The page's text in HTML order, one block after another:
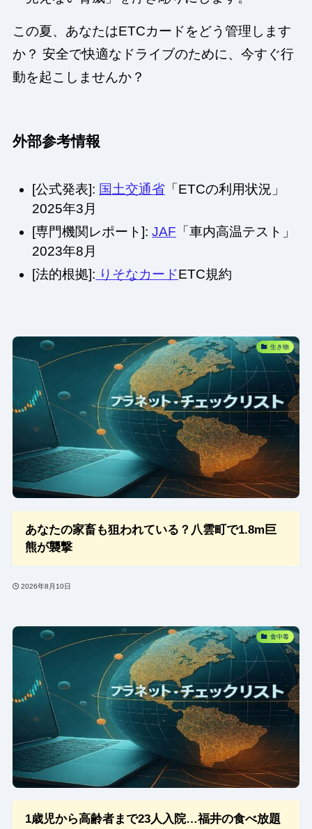
この夏、あなたはETCカードをどう管理します
か？ 安全で快適なドライブのために、今すぐ行
動を起こしませんか？
外部参考情報
[公式発表]: 国土交通省 「ETCの利用状況」
2025年3月
[専門機関レポート]:JAF 「車内高温テスト」
2023年8月
[法的根拠]: りそなカードETC規約
生き物
あなたの家畜も狙われている？八雲町で1.8m巨
熊が襲撃
2026年8月10日
食中毒
1歳児から高齢者まで23人入院…福井の食べ放題